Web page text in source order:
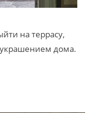
на террасу,
украшением дома.